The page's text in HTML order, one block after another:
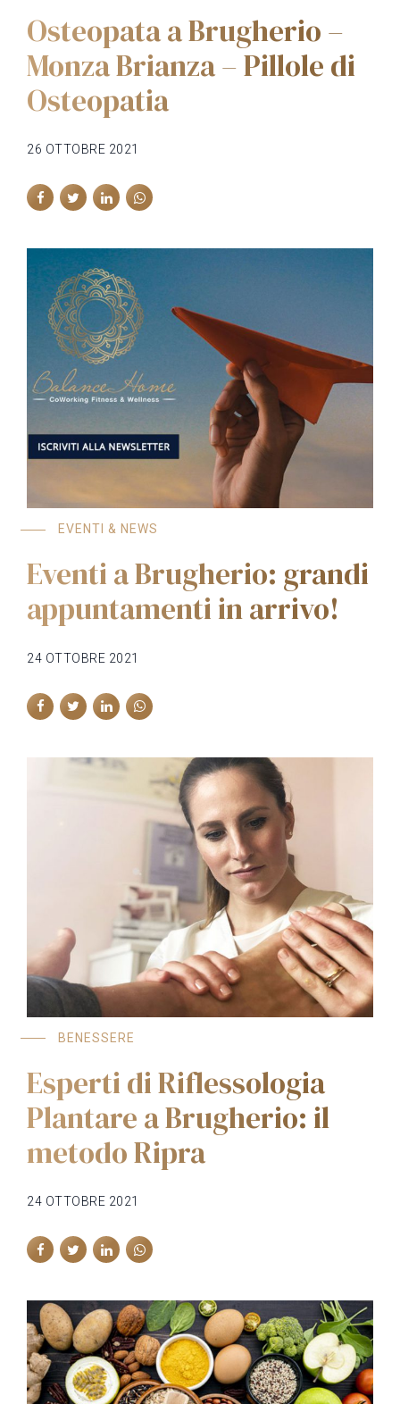
Osteopata a Brugherio –
Monza Brianza – Pillole di
Osteopatia
26 OTTOBRE 2021
EVENTI & NEWS
Eventi a Brugherio: grandi
appuntamenti in arrivo!
24 OTTOBRE 2021
BENESSERE
Esperti di Riflessologia
Plantare a Brugherio: il
metodo Ripra
24 OTTOBRE 2021